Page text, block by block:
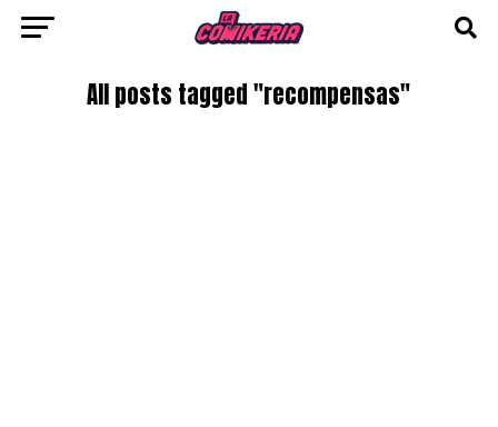
All posts tagged "recompensas"